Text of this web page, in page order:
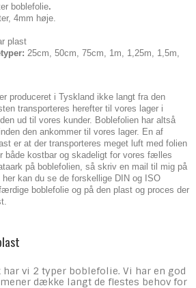
boblefolie.
4mm høje.
plast
25cm, 50cm, 75cm, 1m, 1,25m, 1,5m,
produceret i Tyskland ikke langt fra den
transporteres herefter til vores lager i
ud til vores kunder. Boblefolien har altså
den ankommer til vores lager. En af
er at der transporteres meget luft med folien
både kostbar og skadeligt for vores fælles
på boblefolien, så skriv en mail til mig på
, her kan du se de forskellige DIN og ISO
boblefolie og på den plast og proces der
vi 2 typer boblefolie. Vi har en god
dække langt de flestes behov for